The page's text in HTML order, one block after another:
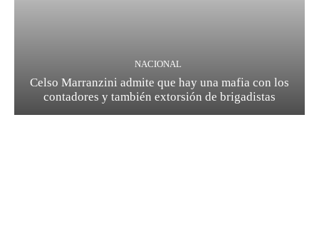
NACIONAL
Celso Marranzini admite que hay una mafia con los
contadores y también extorsión de brigadistas